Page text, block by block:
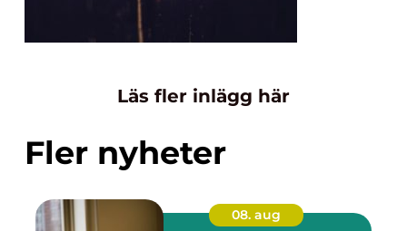
Läs fler inlägg här
Fler nyheter
08. aug